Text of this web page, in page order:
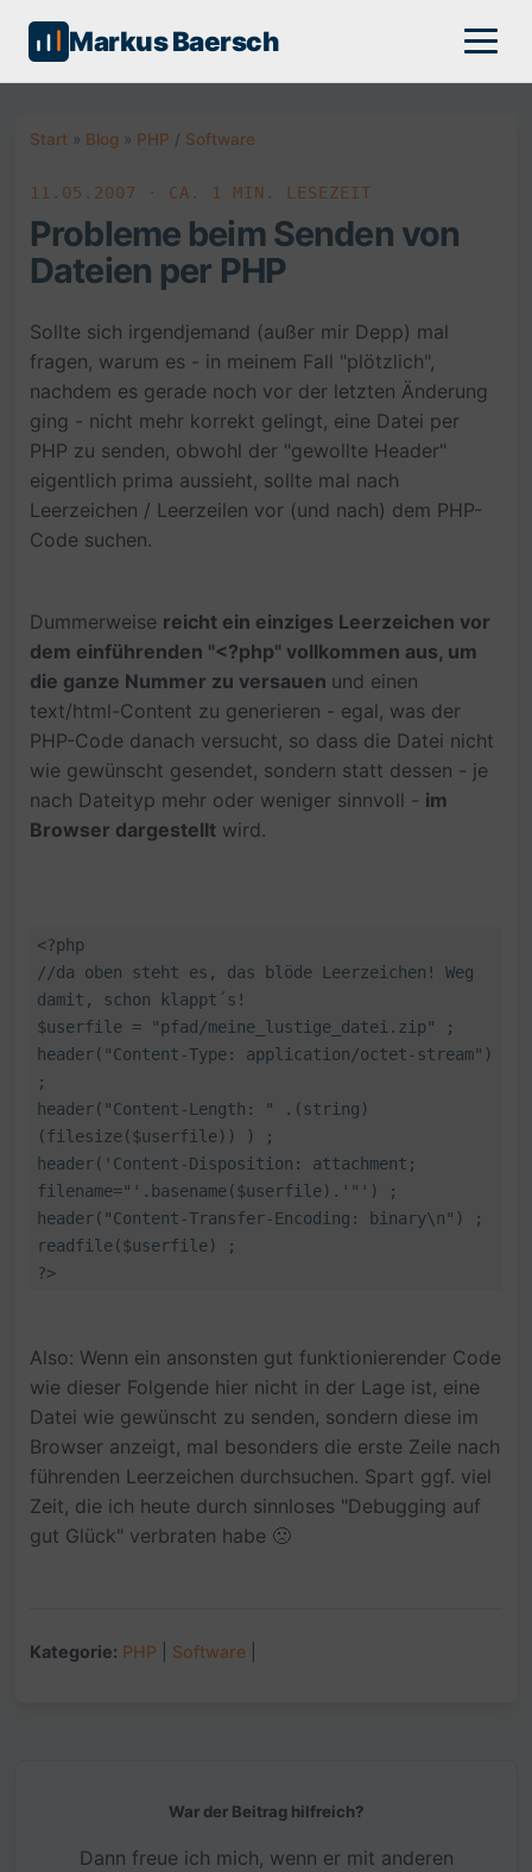
Markus Baersch
Start » Blog » PHP / Software
11.05.2007 · CA. 1 MIN. LESEZEIT
Probleme beim Senden von
Dateien per PHP
Sollte sich irgendjemand (außer mir Depp) mal
fragen, warum es - in meinem Fall "plötzlich",
nachdem es gerade noch vor der letzten Änderung
ging - nicht mehr korrekt gelingt, eine Datei per
PHP zu senden, obwohl der "gewollte Header"
eigentlich prima aussieht, sollte mal nach
Leerzeichen / Leerzeilen vor (und nach) dem PHP-
Code suchen.
Dummerweise reicht ein einziges Leerzeichen vor
dem einführenden "<?php" vollkommen aus, um
die ganze Nummer zu versauen und einen
text/html-Content zu generieren - egal, was der
PHP-Code danach versucht, so dass die Datei nicht
wie gewünscht gesendet, sondern statt dessen - je
nach Dateityp mehr oder weniger sinnvoll - im
Browser dargestellt wird.
<?php
//da oben steht es, das blöde Leerzeichen! Weg
damit, schon klappt´s!
$userfile = "pfad/meine_lustige_datei.zip" ;
header("Content-Type: application/octet-stream")
;
header("Content-Length: " .(string)
(filesize($userfile)) ) ;
header('Content-Disposition: attachment;
filename="'.basename($userfile).'"') ;
header("Content-Transfer-Encoding: binary\n") ;
readfile($userfile) ;
?>
Also: Wenn ein ansonsten gut funktionierender Code
wie dieser Folgende hier nicht in der Lage ist, eine
Datei wie gewünscht zu senden, sondern diese im
Browser anzeigt, mal besonders die erste Zeile nach
führenden Leerzeichen durchsuchen. Spart ggf. viel
Zeit, die ich heute durch sinnloses "Debugging auf
gut Glück" verbraten habe 🙁
Kategorie: PHP Software
War der Beitrag hilfreich?
Dann freue ich mich, wenn er mit anderen